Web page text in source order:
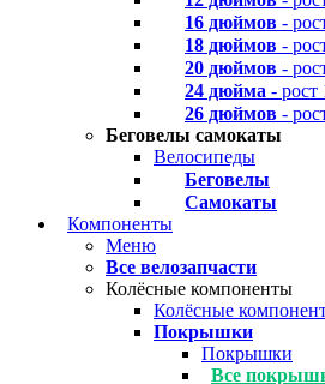
16 дюймов -
18 дюймов -
20 дюймов -
24 дюйма - рост
26 дюймов -
Беговелы самокаты
Велосипеды
Беговелы
Самокаты
Компоненты
Меню
Все велозапчасти
Колёсные компоненты
Колёсные
Покрышки
Покрышки
Все